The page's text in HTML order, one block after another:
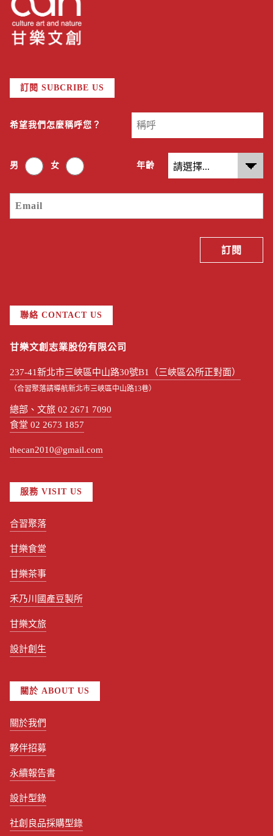
訂閱 SUBCRIBE US
希望我們怎麼稱呼您？
男 女 年齡
聯絡 CONTACT US
甘樂文創志業股份有限公司
237-41新北市三峽區中山路30號B1（三峽區公所正對面）
（合習聚落請導航新北市三峽區中山路13巷）
總部、文旅 02 2671 7090
食堂 02 2673 1857
thecan2010@gmail.com
服務 VISIT US
合習聚落
甘樂食堂
甘樂茶事
禾乃川國產豆製所
甘樂文旅
設計創生
關於 ABOUT US
關於我們
夥伴招募
永續報告書
設計型錄
社創良品採購型錄